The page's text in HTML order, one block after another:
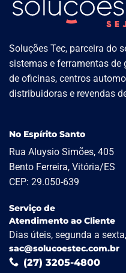
Soluções Tec, parceira do
sistemas e ferramentas
de oficinas, centros
distribuidoras e revendas
No Espírito Santo
Rua Aluysio Simões, 405
Bento Ferreira, Vitória/ES
CEP: 29.050-639
Serviço de
Atendimento ao Cliente
Dias úteis, segunda a
sac@solucoestec.com.br
(27) 3205-4800